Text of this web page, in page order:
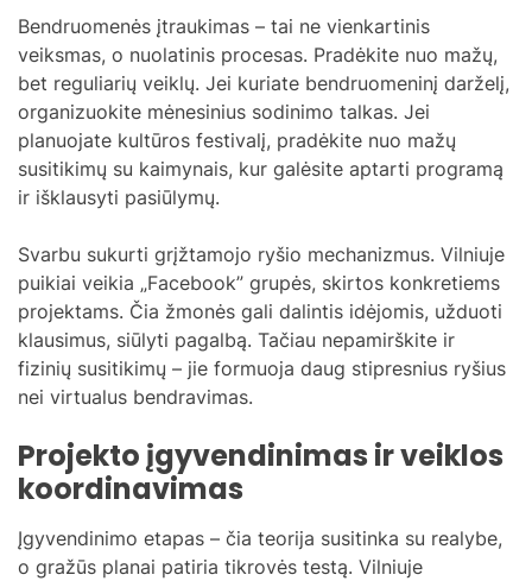
Bendruomenės įtraukimas – tai ne vienkartinis
veiksmas, o nuolatinis procesas. Pradėkite nuo mažų,
bet reguliarių veiklų. Jei kuriate bendruomeninį darželį,
organizuokite mėnesinius sodinimo talkas. Jei
planuojate kultūros festivalį, pradėkite nuo mažų
susitikimų su kaimynais, kur galėsite aptarti programą
ir išklausyti pasiūlymų.
Svarbu sukurti grįžtamojo ryšio mechanizmus. Vilniuje
puikiai veikia „Facebook” grupės, skirtos konkretiems
projektams. Čia žmonės gali dalintis idėjomis, užduoti
klausimus, siūlyti pagalbą. Tačiau nepamirškite ir
fizinių susitikimų – jie formuoja daug stipresnius ryšius
nei virtualus bendravimas.
Projekto įgyvendinimas ir veiklos
koordinavimas
Įgyvendinimo etapas – čia teorija susitinka su realybe,
o gražūs planai patiria tikrovės testą. Vilniuje